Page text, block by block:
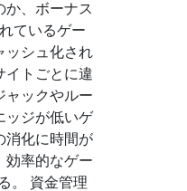
か、ボーナス
ているゲー
ッシュ化され
イトごとに違
ャックやルー
ッジが低いゲ
消化に時間が
効率的なゲー
。 資金管理